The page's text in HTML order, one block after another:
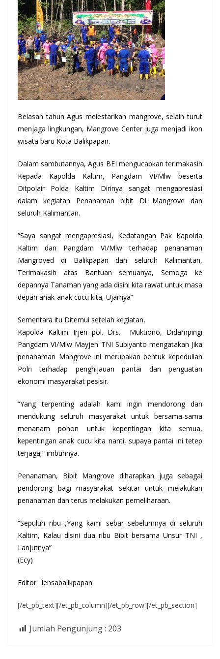
Belasan tahun Agus melestarikan mangrove, selain turut
menjaga lingkungan, Mangrove Center juga menjadi ikon
wisata baru Kota Balikpapan.
Dalam sambutannya, Agus BEI mengucapkan terimakasih
Kepada Kapolda Kaltim, Pangdam VI/Mlw beserta
Ditpolair Polda Kaltim Dirinya sangat mengapresiasi
dalam kegiatan Penanaman bibit Di Mangrove dan
seluruh Kalimantan.
“Saya sangat mengapresiasi, Kedatangan Pak Kapolda
Kaltim dan Pangdam VI/Mlw terhadap penanaman
Mangroved di Balikpapan dan seluruh Kalimantan,
Terimakasih atas Bantuan semuanya, Semoga ke
depannya Tanaman yang ada disini kita rawat untuk masa
depan anak-anak cucu kita, Ujarnya”
Sementara itu Ditemui setelah kegiatan,
Kapolda Kaltim Irjen pol. Drs. Muktiono, Didampingi
Pangdam VI/Mlw Mayjen TNI Subiyanto mengatakan Jika
penanaman Mangrove ini merupakan bentuk kepedulian
Polri terhadap penghijauan pantai dan penguatan
ekonomi masyarakat pesisir.
“Yang terpenting adalah kami ingin mendorong dan
mendukung seluruh masyarakat untuk bersama-sama
menanam pohon untuk kepentingan kita semua,
kepentingan anak cucu kita nanti, supaya pantai ini tetep
terjaga,” imbuhnya.
Penanaman, Bibit Mangrove diharapkan juga sebagai
pendorong bagi masyarakat sekitar untuk melakukan
penanaman dan terus melakukan pemeliharaan.
“Sepuluh ribu ,Yang kami sebar sebelumnya di seluruh
Kaltim, Kalau disini dua ribu Bibit bersama Unsur TNI ,
Lanjutnya”
(Ecy)
Editor : lensabalikpapan
[/et_pb_text][/et_pb_column][/et_pb_row][/et_pb_section]
Jumlah Pengunjung : 203